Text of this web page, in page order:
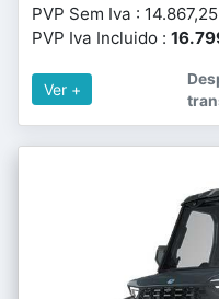
PVP Sem Iva :
PVP Iva Incluido :
Ver +